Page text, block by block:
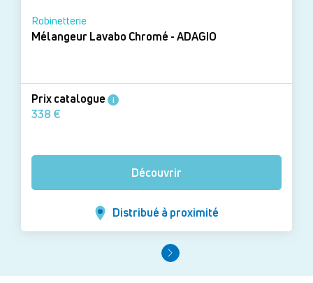
Robinetterie
Mélangeur Lavabo Chromé - ADAGIO
Prix catalogue i
338 €
Découvrir
Distribué à proximité